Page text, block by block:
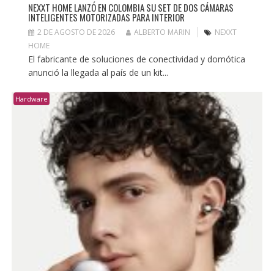
NEXXT HOME LANZÓ EN COLOMBIA SU SET DE DOS CÁMARAS
INTELIGENTES MOTORIZADAS PARA INTERIOR
2 DE AGOSTO DE 2026 ALBERTO MARIN
NEXXT
HOME
El fabricante de soluciones de conectividad y domótica
anunció la llegada al país de un kit...
Hardware